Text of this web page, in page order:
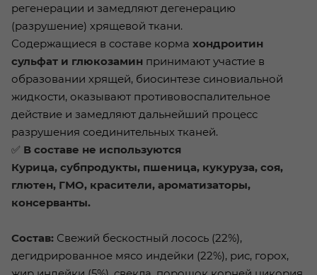
регенерации и замедляют дегенерацию
(разрушение) хрящевой ткани.
Содержащиеся в составе корма хондроитин
сульфат и глюкозамин принимают участие в
образовании хрящей, биосинтезе синовиальной
жидкости, оказывают противовоспалительное
действие и замедляют дальнейший процесс
разрушения соединительных тканей.
✅ В составе не используются
Курица, субпродукты, пшеница, кукуруза, соя,
глютен, ГМО, красители, ароматизаторы,
консерванты.
Состав: Свежий бескостный лосось (22%),
дегидрированное мясо индейки (22%), рис, горох,